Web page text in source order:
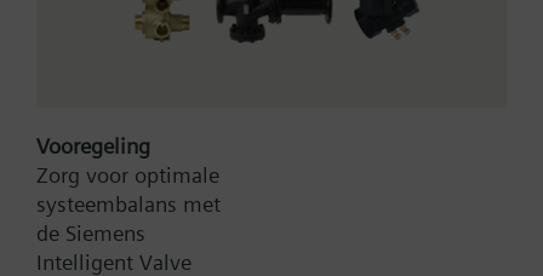
Type:
Artikel-Nr.:
Vooregeling
Zorg voor optimale
systeembalans met
de Siemens
Intelligent Valve